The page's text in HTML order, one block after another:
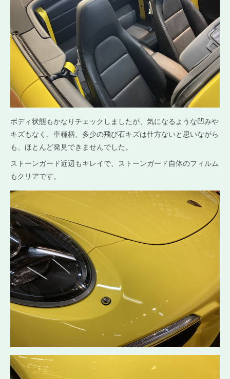
ボディ状態もかなりチェックしましたが、気になるような凹みや
キズもなく、車種柄、多少の飛び石キズは仕方ないと思いながら
も、ほとんど発見できませんでした。
ストーンガード近辺もキレイで、ストーンガード自体のフィルム
もクリアです。